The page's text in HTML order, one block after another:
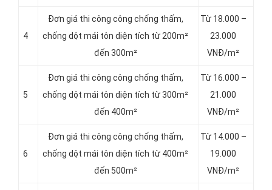
4
Đơn giá thi công công chống thấm,
chống dột mái tôn diện tích từ 200m²
đến 300m²
Từ 18.000 –
23.000
VNĐ/m²
5
Đơn giá thi công công chống thấm,
chống dột mái tôn diện tích từ 300m²
đến 400m²
Từ 16.000 –
21.000
VNĐ/m²
6
Đơn giá thi công công chống thấm,
chống dột mái tôn diện tích từ 400m²
đến 500m²
Từ 14.000 –
19.000
VNĐ/m²